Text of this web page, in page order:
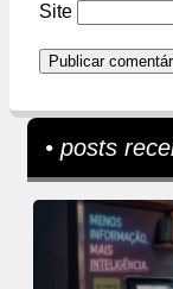
Site
• posts